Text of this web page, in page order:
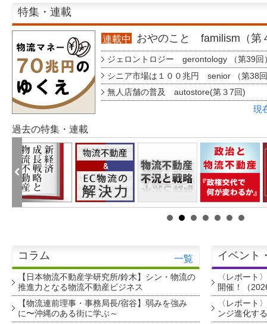
特集・連載
連載中 おやのこと familism（第
ジェロントロジー gerontology （第39回
シニア市場は１００兆円 senior （第38
無人店舗の普及 autostore(第３7回)
現
過去の特集・連載
コラム 一覧
【日本物流不動産学研究所/鈴木】シン・物流の
推進力となる物流不動産ビジネス
【物流連前理事・事務局長/宿谷】弱みを強み
に〜沖縄のある街に学ぶ～
イベント
〈レポート
開催！（
〈レポート
ンジ進化す